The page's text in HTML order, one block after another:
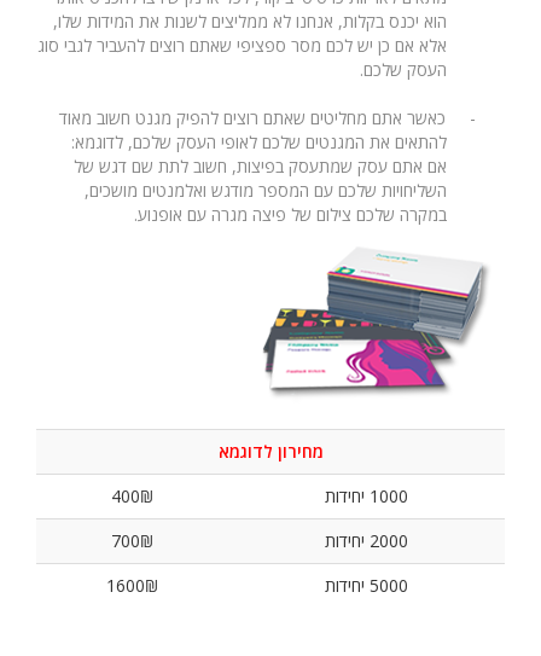
הוא יכנס בקלות, אנחנו לא ממליצים לשנות את המידות שלו,
אלא אם כן יש לכם מסר ספציפי שאתם רוצים להעביר לגבי סוג
העסק שלכם.
-
כאשר אתם מחליטים שאתם רוצים להפיק מגנט חשוב מאוד
להתאים את המגנטים שלכם לאופי העסק שלכם, לדוגמא:
אם אתם עסק שמתעסק בפיצות, חשוב לתת שם דגש של
השליחויות שלכם עם המספר מודגש ואלמנטים מושכים,
במקרה שלכם צילום של פיצה מגרה עם אופנוע.
מחירון לדוגמא
1000 יחידות
400₪
2000 יחידות
700₪
5000 יחידות
1600₪